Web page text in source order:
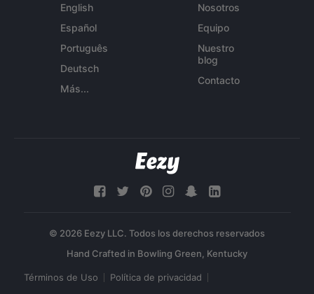
English
Español
Português
Deutsch
Más...
Nosotros
Equipo
Nuestro
blog
Contacto
© 2026 Eezy LLC. Todos los derechos reservados
Términos de Uso Política de privacidad